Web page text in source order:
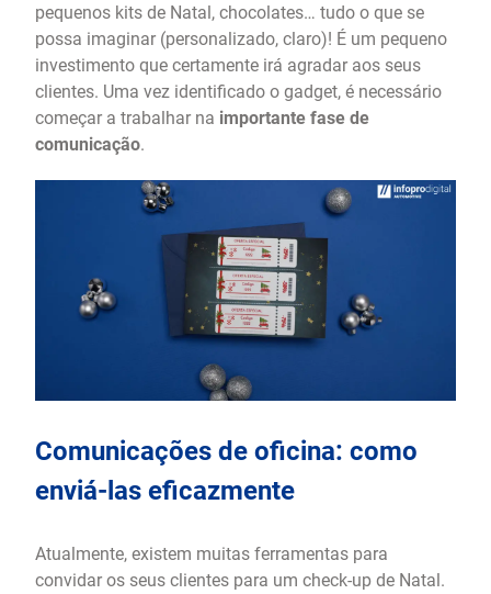
pequenos kits de Natal, chocolates… tudo o que se
possa imaginar (personalizado, claro)! É um pequeno
investimento que certamente irá agradar aos seus
clientes. Uma vez identificado o gadget, é necessário
começar a trabalhar na importante fase de
comunicação.
Comunicações de oficina: como
enviá-las eficazmente
Atualmente, existem muitas ferramentas para
convidar os seus clientes para um check-up de Natal.